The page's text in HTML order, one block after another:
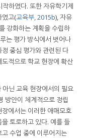
작하였다. 또한 자유학기제
였고(교육부, 2015b), 자유
강화하는 계획을 수립하
는 평가 방식에서 벗어나
중심 평가와 관련된 다
적으로 학교 현장에 확산
닌 교육 현장에서의 필요
방안이 체계적으로 정립
장에서는 이러한 애매모호
토로하고 있다. 예를 들
수업 중에 이루어지는